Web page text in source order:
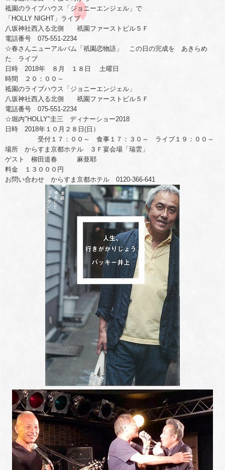
祗園のライブハウス「ジョニーエンジェル」で
「HOLLY NIGHT」ライブ
八坂神社西入る北側 祇園ファーストビル５Ｆ
電話番号 075-551-2234
☆春さんニューアルバム「祇園恋物語」 この日の完成を あきらめ
た ライブ
日時 2018年 ８月 １８日 土曜日
時間 ２０：００～
祗園のライブハウス「ジョニーエンジェル」
八坂神社西入る北側 祇園ファーストビル５Ｆ
電話番号 075-551-2234
☆堀内"HOLLY"圭三 ディナーショー2018
日時 2018年１０月２８日(日）
受付１７：００～ 食事１７：３０～ ライブ１９：００～
場所 からすま京都ホテル ３Ｆ宴会場「瑞雲」
ゲスト 柳田道春 麻亜耶
料金 １３０００円
お問い合わせ からすま京都ホテル 0120-366-641